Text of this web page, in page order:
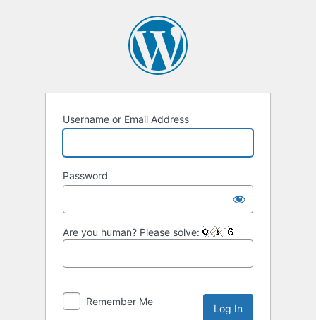
Username or Email Address
Password
Are you human? Please solve:
Remember Me